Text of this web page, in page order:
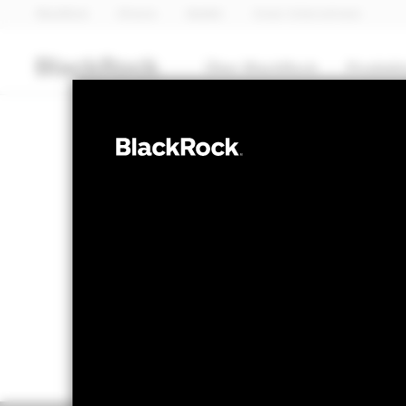
AKTIEN
BGF